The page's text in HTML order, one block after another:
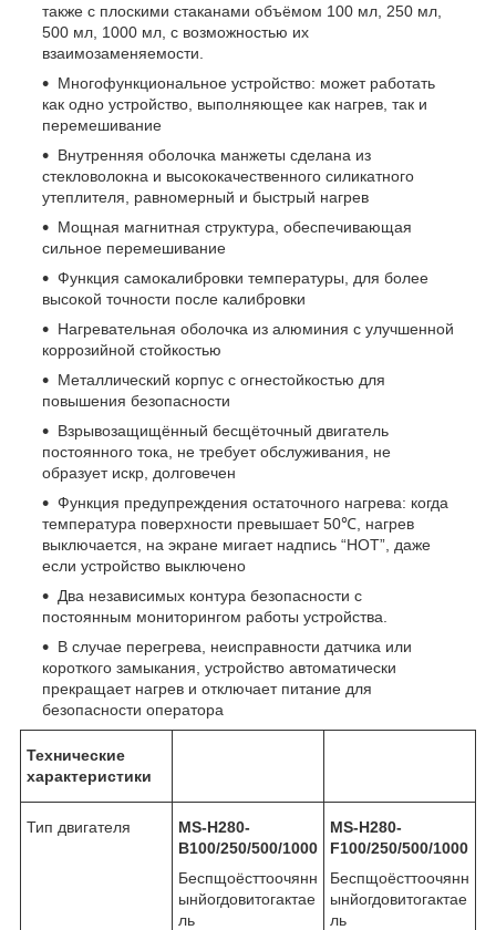
также с плоскими стаканами объёмом 100 мл, 250 мл,
500 мл, 1000 мл, с возможностью их
взаимозаменяемости.
Многофункциональное устройство: может работать
как одно устройство, выполняющее как нагрев, так и
перемешивание
Внутренняя оболочка манжеты сделана из
стекловолокна и высококачественного силикатного
утеплителя, равномерный и быстрый нагрев
Мощная магнитная структура, обеспечивающая
сильное перемешивание
Функция самокалибровки температуры, для более
высокой точности после калибровки
Нагревательная оболочка из алюминия с улучшенной
коррозийной стойкостью
Металлический корпус с огнестойкостью для
повышения безопасности
Взрывозащищённый бесщёточный двигатель
постоянного тока, не требует обслуживания, не
образует искр, долговечен
Функция предупреждения остаточного нагрева: когда
температура поверхности превышает 50℃, нагрев
выключается, на экране мигает надпись “HOT”, даже
если устройство выключено
Два независимых контура безопасности с
постоянным мониторингом работы устройства.
В случае перегрева, неисправности датчика или
короткого замыкания, устройство автоматически
прекращает нагрев и отключает питание для
безопасности оператора
Технические
характеристики
Тип двигателя
MS-H280-
B100/250/500/1000
Беспщоёсттоочянн
ынйогдовитогактае
ль
MS-H280-
F100/250/500/1000
Беспщоёсттоочянн
ынйогдовитогактае
ль